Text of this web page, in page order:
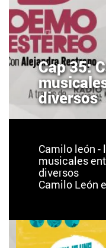
Cap 35:
diversos
Camilo león -
musicales
diversos
Camilo León
Desde los 10
Colombia, ha
estudiado y